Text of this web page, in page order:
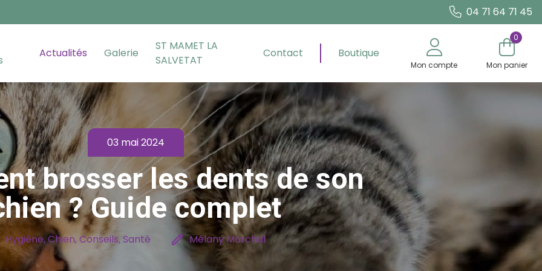
04 71 64 71 45
Actualités Galerie
ST MAMET LA
SALVETAT
Contact Boutique
Mon compte
0
Mon panier
03 mai 2024
brosser les dents de son
? Guide complet
Hygiène, Chien, Conseils, Santé edit Mélany Marchal